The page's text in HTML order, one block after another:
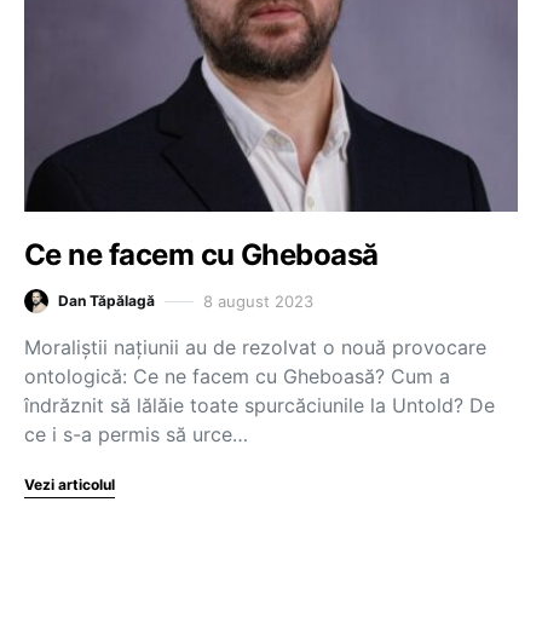
Ce ne facem cu Gheboasă
Dan Tăpălagă 8 august 2023
Moraliștii națiunii au de rezolvat o nouă provocare
ontologică: Ce ne facem cu Gheboasă? Cum a
îndrăznit să lălăie toate spurcăciunile la Untold? De
ce i s-a permis să urce…
Vezi articolul